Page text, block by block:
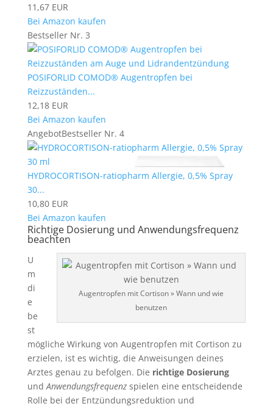
11,67 EUR
Bei Amazon kaufen
Bestseller Nr. 3
POSIFORLID COMOD® Augentropfen bei
Reizzuständen...
12,18 EUR
Bei Amazon kaufen
AngebotBestseller Nr. 4
HYDROCORTISON-ratiopharm Allergie, 0,5% Spray
30...
10,80 EUR
Bei Amazon kaufen
Richtige Dosierung und Anwendungsfrequenz
beachten
Augentropfen mit Cortison » Wann und wie
benutzen
U
m
di
e
be
st
mögliche Wirkung von Augentropfen mit Cortison zu
erzielen, ist es wichtig, die Anweisungen deines
Arztes genau zu befolgen. Die richtige Dosierung
und Anwendungsfrequenzspielen eine entscheidende
Rolle bei der Entzündungsreduktion und